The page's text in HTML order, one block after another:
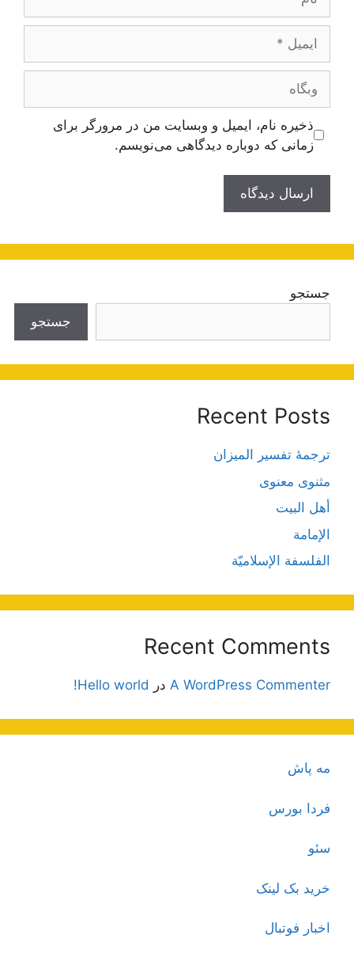
وبگاه
ذخیره نام، ایمیل و وبسایت من در مرورگر برای
زمانی که دوباره دیدگاهی می‌نویسم.
جستجو
جستجو
Recent Posts
ترجمۀ تفسیر المیزان
مثنوی معنوی
أهل البيت
الإمامة
الفلسفة الإسلاميّة
Recent Comments
A WordPress Commenter در Hello world!
مه پاش
فردا بورس
سئو
خرید بک لینک
اخبار فوتبال